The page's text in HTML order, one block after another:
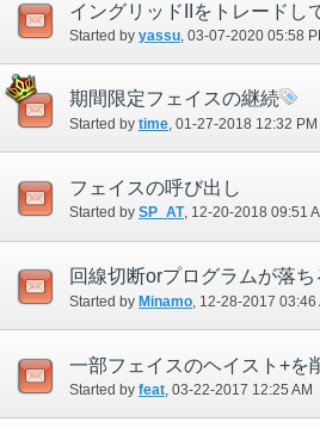
イングリッドIIをトレードし
Started by yassu ‎, 03-07-2020 05:58
期間限定フェイスの継続
Started by time‎, 01-27-2018 12:32 PM
フェイスの呼び出し
Started by SP_AT‎, 12-20-2018 09:51
Started by Minamo ‎, 12-28-2017 03:46
Started by feat‎, 03-22-2017 12:25 AM